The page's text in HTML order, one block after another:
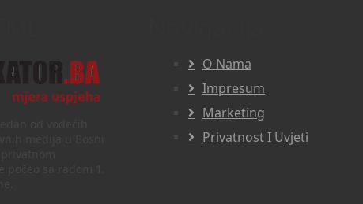
O Nama
Impresum
Marketing
Privatnost I Uvjeti